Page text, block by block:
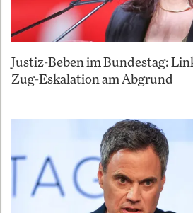
Justiz-Beben im Bundestag:
Zug-Eskalation am Abgrund